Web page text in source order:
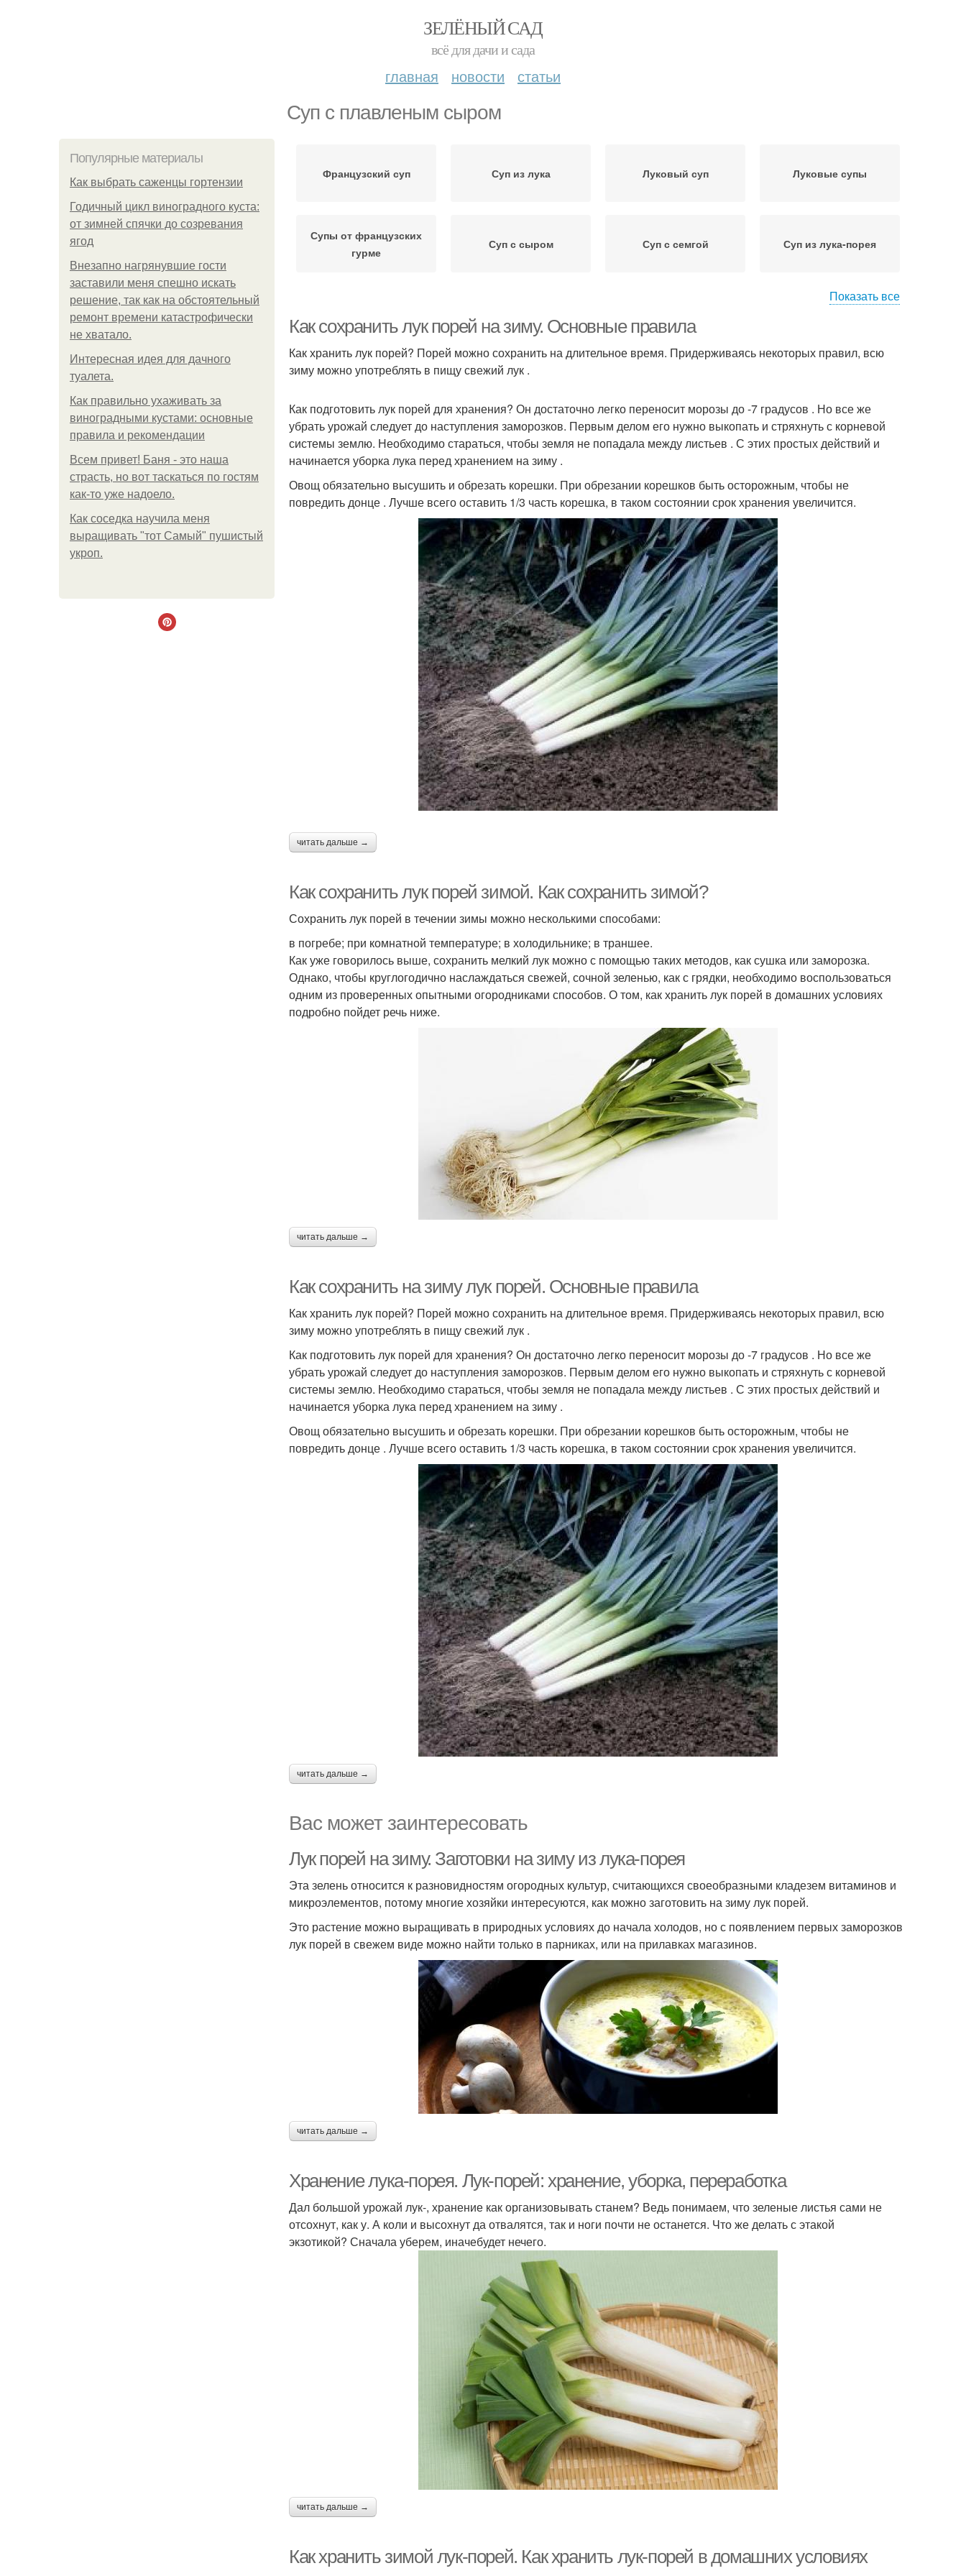
ЗЕЛЁНЫЙ САД
всё для дачи и сада
главная новости статьи
Суп с плавленым сыром
Популярные материалы
Как выбрать саженцы гортензии
Годичный цикл виноградного куста:
от зимней спячки до созревания
ягод
Внезапно нагрянувшие гости
заставили меня спешно искать
решение, так как на обстоятельный
ремонт времени катастрофически
не хватало.
Интересная идея для дачного
туалета.
Как правильно ухаживать за
виноградными кустами: основные
правила и рекомендации
Всем привет! Баня - это наша
страсть, но вот таскаться по гостям
как-то уже надоело.
Как соседка научила меня
выращивать "тот Самый" пушистый
укроп.
Французский суп Суп из лука Луковый суп Луковые супы
Супы от французских
гурме
Суп с сыром Суп с семгой Суп из лука-порея
Показать все
Как сохранить лук порей на зиму. Основные правила
Как хранить лук порей? Порей можно сохранить на длительное время. Придерживаясь некоторых правил, всю
зиму можно употреблять в пищу свежий лук .
Как подготовить лук порей для хранения? Он достаточно легко переносит морозы до -7 градусов . Но все же
убрать урожай следует до наступления заморозков. Первым делом его нужно выкопать и стряхнуть с корневой
системы землю. Необходимо стараться, чтобы земля не попадала между листьев . С этих простых действий и
начинается уборка лука перед хранением на зиму .
Овощ обязательно высушить и обрезать корешки. При обрезании корешков быть осторожным, чтобы не
повредить донце . Лучше всего оставить 1/3 часть корешка, в таком состоянии срок хранения увеличится.
читать дальше →
Как сохранить лук порей зимой. Как сохранить зимой?
Сохранить лук порей в течении зимы можно несколькими способами:
в погребе; при комнатной температуре; в холодильнике; в траншее.
Как уже говорилось выше, сохранить мелкий лук можно с помощью таких методов, как сушка или заморозка.
Однако, чтобы круглогодично наслаждаться свежей, сочной зеленью, как с грядки, необходимо воспользоваться
одним из проверенных опытными огородниками способов. О том, как хранить лук порей в домашних условиях
подробно пойдет речь ниже.
читать дальше →
Как сохранить на зиму лук порей. Основные правила
Как хранить лук порей? Порей можно сохранить на длительное время. Придерживаясь некоторых правил, всю
зиму можно употреблять в пищу свежий лук .
Как подготовить лук порей для хранения? Он достаточно легко переносит морозы до -7 градусов . Но все же
убрать урожай следует до наступления заморозков. Первым делом его нужно выкопать и стряхнуть с корневой
системы землю. Необходимо стараться, чтобы земля не попадала между листьев . С этих простых действий и
начинается уборка лука перед хранением на зиму .
Овощ обязательно высушить и обрезать корешки. При обрезании корешков быть осторожным, чтобы не
повредить донце . Лучше всего оставить 1/3 часть корешка, в таком состоянии срок хранения увеличится.
читать дальше →
Вас может заинтересовать
Лук порей на зиму. Заготовки на зиму из лука-порея
Эта зелень относится к разновидностям огородных культур, считающихся своеобразными кладезем витаминов и
микроэлементов, потому многие хозяйки интересуются, как можно заготовить на зиму лук порей.
Это растение можно выращивать в природных условиях до начала холодов, но с появлением первых заморозков
лук порей в свежем виде можно найти только в парниках, или на прилавках магазинов.
читать дальше →
Хранение лука-порея. Лук-порей: хранение, уборка, переработка
Дал большой урожай лук-, хранение как организовывать станем? Ведь понимаем, что зеленые листья сами не
отсохнут, как у. А коли и высохнут да отвалятся, так и ноги почти не останется. Что же делать с этакой
экзотикой? Сначала уберем, иначебудет нечего.
читать дальше →
Как хранить зимой лук-порей. Как хранить лук-порей в домашних условиях